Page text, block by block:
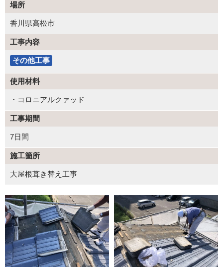
場所
香川県高松市
工事内容
その他工事
使用材料
・コロニアルクァッド
工事期間
7日間
施工箇所
大屋根葺き替え工事